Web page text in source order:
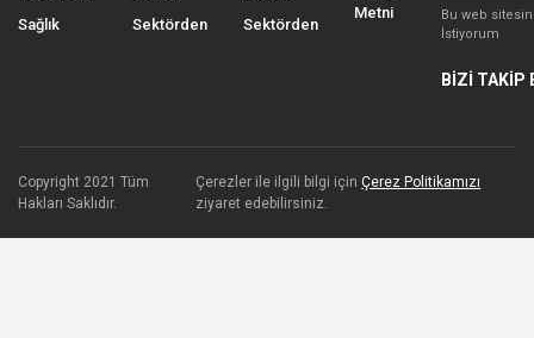
Sağlık
Sektörden
Sektörden
Metni
Bu web
İstiyorum
BİZİ TAKİP
Copyright 2021 Tüm
Hakları Saklıdır.
Çerezler ile ilgili bilgi içinÇerez Politikamızı
ziyaret edebilirsiniz.